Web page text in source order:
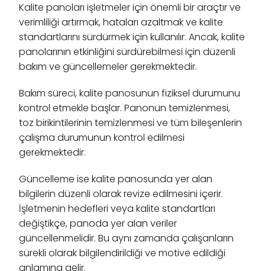
Kalite panoları işletmeler için önemli bir araçtır ve
verimliliği artırmak, hataları azaltmak ve kalite
standartlarını sürdürmek için kullanılır. Ancak, kalite
panolarının etkinliğini sürdürebilmesi için düzenli
bakım ve güncellemeler gerekmektedir.
Bakım süreci, kalite panosunun fiziksel durumunu
kontrol etmekle başlar. Panonun temizlenmesi,
toz birikintilerinin temizlenmesi ve tüm bileşenlerin
çalışma durumunun kontrol edilmesi
gerekmektedir.
Güncelleme ise kalite panosunda yer alan
bilgilerin düzenli olarak revize edilmesini içerir.
İşletmenin hedefleri veya kalite standartları
değiştikçe, panoda yer alan veriler
güncellenmelidir. Bu aynı zamanda çalışanların
sürekli olarak bilgilendirildiği ve motive edildiği
anlamına gelir.